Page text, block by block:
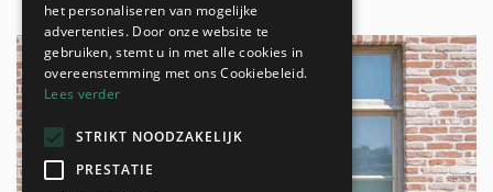
het personaliseren van mogelijke
advertenties. Door onze website te
gebruiken, stemt u in met alle cookies in
overeenstemming met ons Cookiebeleid.
Lees verder
STRIKT NOODZAKELIJK
PRESTATIE